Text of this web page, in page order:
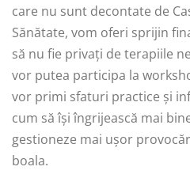
care nu sunt decontate de
Sănătate, vom oferi sprijin
să nu fie privați de terapiile
vor putea participa la
vor primi sfaturi practice și
cum să își îngrijească mai
gestioneze mai ușor
boala.